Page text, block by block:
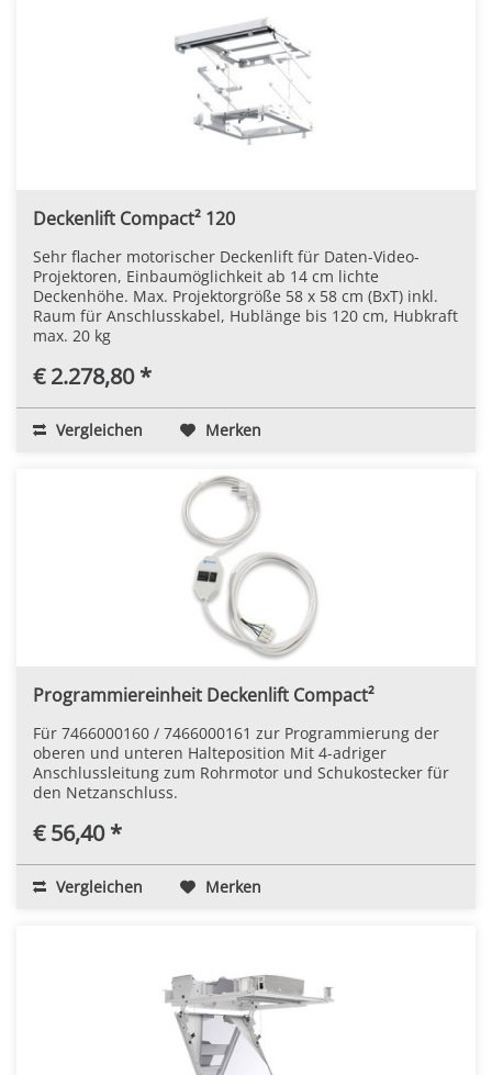
Deckenlift Compact² 120
Sehr flacher motorischer Deckenlift für Daten-Video-
Projektoren, Einbaumöglichkeit ab 14 cm lichte
Deckenhöhe. Max. Projektorgröße 58 x 58 cm (BxT) inkl.
Raum für Anschlusskabel, Hublänge bis 120 cm, Hubkraft
max. 20 kg
€ 2.278,80 *
Vergleichen Merken
Programmiereinheit Deckenlift Compact²
Für 7466000160 / 7466000161 zur Programmierung der
oberen und unteren Halteposition Mit 4-adriger
Anschlussleitung zum Rohrmotor und Schukostecker für
den Netzanschluss.
€ 56,40 *
Vergleichen Merken